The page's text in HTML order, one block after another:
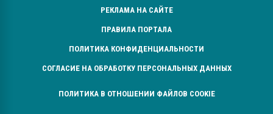
РЕКЛАМА НА САЙТЕ
ПРАВИЛА ПОРТАЛА
ПОЛИТИКА КОНФИДЕНЦИАЛЬНОСТИ
СОГЛАСИЕ НА ОБРАБОТКУ ПЕРСОНАЛЬНЫХ ДАННЫХ
ПОЛИТИКА В ОТНОШЕНИИ ФАЙЛОВ COOKIE